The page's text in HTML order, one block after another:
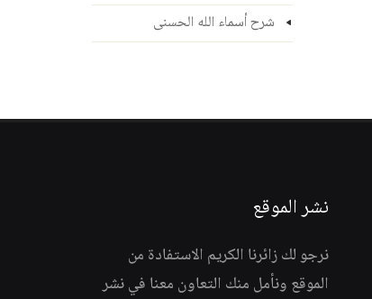
شرح أسماء الله الحسنى
نشر الموقع
نرجو لك زائرنا الكريم الاستفادة من
الموقع ونأمل منك التعاون معنا في نشر